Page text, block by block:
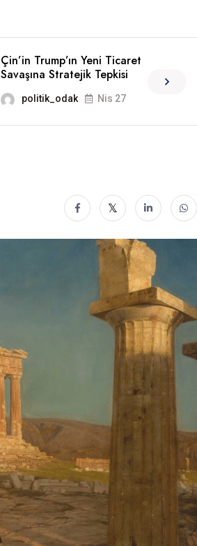
Çin’in Trump’ın Yeni Ticaret
Savaşına Stratejik Tepkisi
politik_odak Nis 27